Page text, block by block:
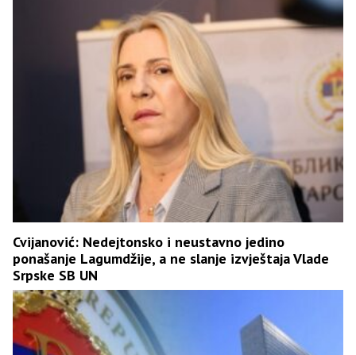
Cvijanović: Nedejtonsko i neustavno jedino
ponašanje Lagumdžije, a ne slanje izvještaja Vlade
Srpske SB UN